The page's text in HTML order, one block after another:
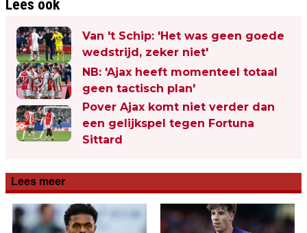
Lees ook
Van 't Schip: 'Het was geen goede
wedstrijd, zeker niet'
NB: 'Ajax heeft momenteel totaal
geen tactisch plan'
Pover Ajax komt niet verder dan
een gelijkspel tegen Fortuna
Sittard